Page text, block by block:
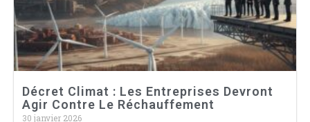
Décret Climat : Les Entreprises Devront
Agir Contre Le Réchauffement
30 janvier 2026